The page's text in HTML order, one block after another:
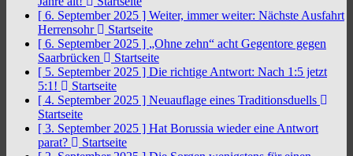
[ 6. September 2025 ] Weiter, immer weiter: Nächste Ausfahrt
Herrensohr
Startseite
[ 6. September 2025 ] „Ohne zehn“ acht Gegentore gegen
Saarbrücken
Startseite
[ 5. September 2025 ] Die richtige Antwort: Nach 1:5 jetzt
5:1!
Startseite
[ 4. September 2025 ] Neuauflage eines Traditionsduells
Startseite
[ 3. September 2025 ] Hat Borussia wieder eine Antwort
parat?
Startseite